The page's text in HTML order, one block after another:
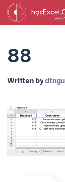
88
Written by